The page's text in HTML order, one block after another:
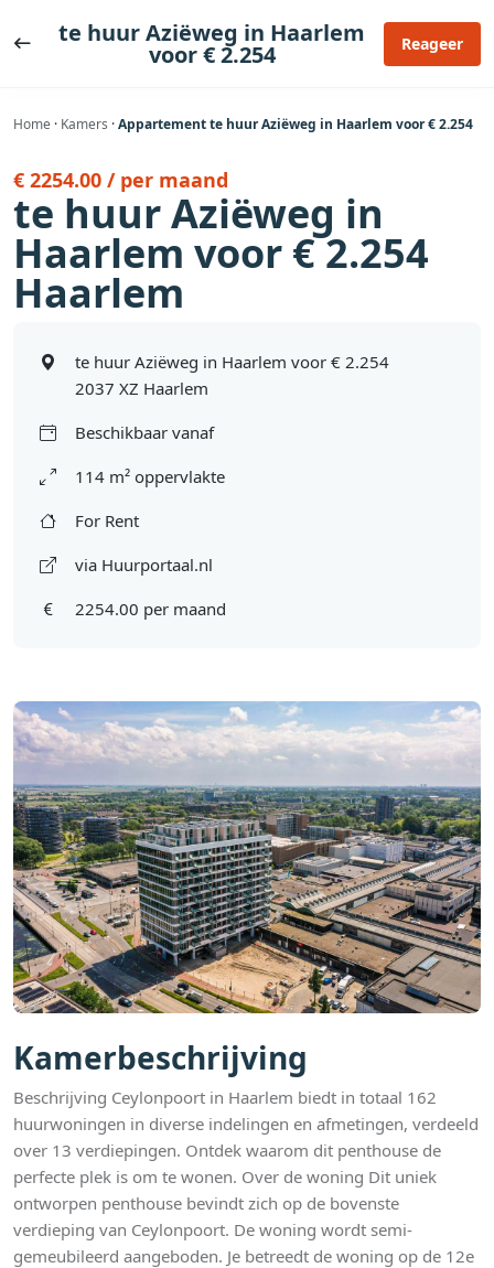
naar
te huur Aziëweg in Haarlem
voor € 2.254 Reageer
Home · Kamers ·Appartement te huur Aziëweg in Haarlem voor € 2.254
Kamerbeschrijving
Beschrijving Ceylonpoort in Haarlem biedt in totaal 162
huurwoningen in diverse indelingen en afmetingen, verdeeld
over 13 verdiepingen. Ontdek waarom dit penthouse de
perfecte plek is om te wonen. Over de woning Dit uniek
ontworpen penthouse bevindt zich op de bovenste
verdieping van Ceylonpoort. De woning wordt semi-
gemeubileerd aangeboden. Je betreedt de woning op de 12e
€ 2254.00 / per maand
te huur Aziëweg in
Haarlem voor € 2.254
Haarlem
te huur Aziëweg in Haarlem voor € 2.254
2037 XZ Haarlem
Beschikbaar vanaf
114 m² oppervlakte
For Rent
via Huurportaal.nl
2254.00 per maand